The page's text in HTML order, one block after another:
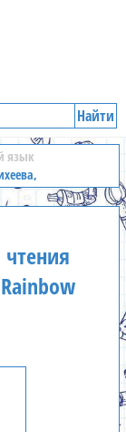
Найти
язык